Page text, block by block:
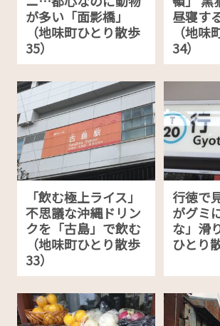
が多い「面影橋」
（地味町ひとり散歩
35）
昼寝す
（地
34）
「飲む極上ライス」
不思議な沖縄ドリン
クを「古島」で飲む
（地味町ひとり散歩
33）
行徳で
がグミ
な」滑
ひとり